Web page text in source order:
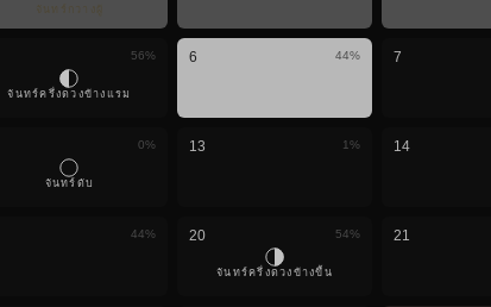
56%
จันทร์ครึ่งดวงข้างแรม
6 44% 7
0%
จันทร์ดับ
13 1% 14
44% 20 54%
จันทร์ครึ่งดวงข้างขึ้น
21